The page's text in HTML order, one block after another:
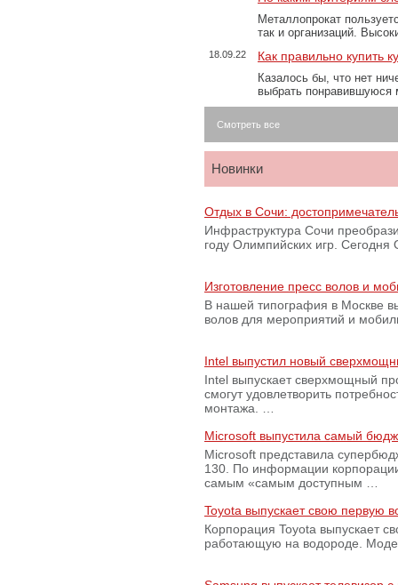
Металлопрокат
так и организаций.
18.09.22 Как правильно купить
Казалось бы, что нет
выбрать
Смотреть все
Новинки
Отдых в Сочи:
Инфраструктура Сочи
году Олимпийских игр.
Изготовление пресс волов и
В нашей типография в Москве
волов для мероприятий и
Intel выпустил новый
Intel выпускает сверхмощный
смогут удовлетворить
монтажа. …
Microsoft выпустила самый
Microsoft представила
130. По информации
самым «самым доступным …
Toyota выпускает свою первую
Корпорация Toyota выпускает
работающую на водороде.